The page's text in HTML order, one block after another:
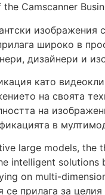
Camscanner
широко в
дизайнери и
като
на своята
на
в
large models,
intelligent
on multi-
прилага за